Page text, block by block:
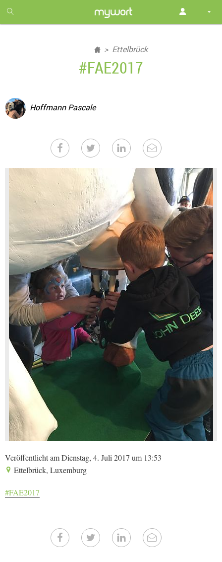
month
free
Ettelbrück
#FAE2017
Hoffmann Pascale
Veröffentlicht am Dienstag, 4. Juli 2017 um 13:53
Ettelbrück, Luxemburg
#FAE2017